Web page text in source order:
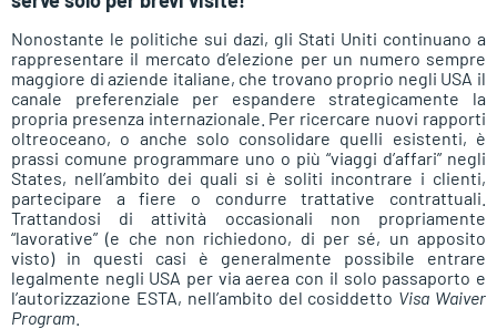
Nonostante le politiche sui dazi, gli Stati Uniti continuano a
rappresentare il mercato d’elezione per un numero sempre
maggiore di aziende italiane, che trovano proprio negli USA il
canale preferenziale per espandere strategicamente la
propria presenza internazionale. Per ricercare nuovi rapporti
oltreoceano, o anche solo consolidare quelli esistenti, è
prassi comune programmare uno o più “viaggi d’affari” negli
States, nell’ambito dei quali si è soliti incontrare i clienti,
partecipare a fiere o condurre trattative contrattuali.
Trattandosi di attività occasionali non propriamente
“lavorative” (e che non richiedono, di per sé, un apposito
visto) in questi casi è generalmente possibile entrare
legalmente negli USA per via aerea con il solo passaporto e
l’autorizzazione ESTA, nell’ambito del cosiddetto Visa Waiver
Program